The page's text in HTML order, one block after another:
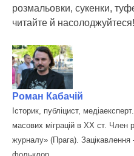
розмальовки, сукенки,
читайте й насолоджуйтеся!
Роман Кабачій
Історик, публіцист,
масових міграцій в ХХ ст. Член
журналу» (Прага).